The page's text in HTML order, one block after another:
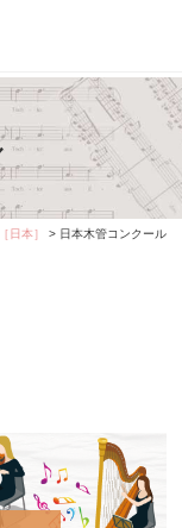
日本］ > 日本木管コンクール